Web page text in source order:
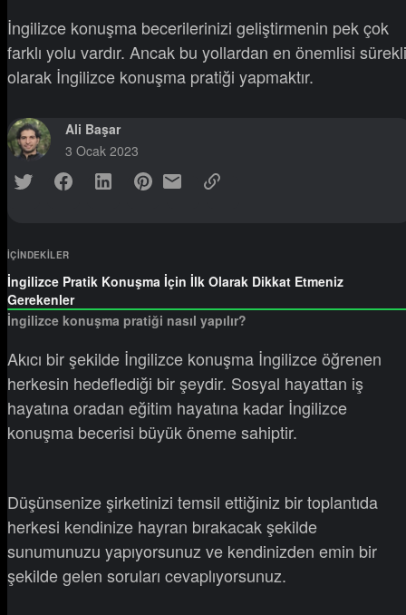
İngilizce konuşma becerilerinizi geliştirmenin pek çok
farklı yolu vardır. Ancak bu yollardan en önemlisi sürekli
olarak İngilizce konuşma pratiği yapmaktır.
Ali Başar
3 Ocak 2023
IÇINDEKILER
İngilizce Pratik Konuşma İçin İlk Olarak Dikkat Etmeniz
Gerekenler
İngilizce konuşma pratiği nasıl yapılır?
Akıcı bir şekilde İngilizce konuşma İngilizce öğrenen
herkesin hedeflediği bir şeydir. Sosyal hayattan iş
hayatına oradan eğitim hayatına kadar İngilizce
konuşma becerisi büyük öneme sahiptir.
Düşünsenize şirketinizi temsil ettiğiniz bir toplantıda
herkesi kendinize hayran bırakacak şekilde
sunumunuzu yapıyorsunuz ve kendinizden emin bir
şekilde gelen soruları cevaplıyorsunuz.